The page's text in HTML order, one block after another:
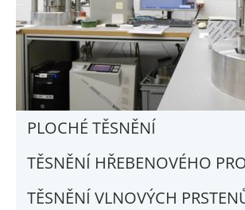
PLOCHÉ TĚSNĚNÍ
TĚSNĚNÍ HŘEBENOVÉHO
TĚSNĚNÍ VLNOVÝCH